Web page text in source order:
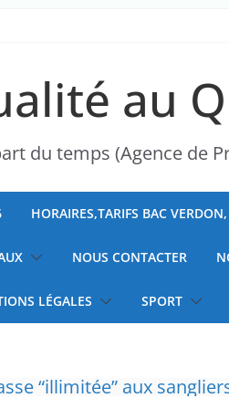
au
du temps (Agence de
HORAIRES,TARIFS BAC
NOUS CONTACTER
LÉGALES SPORT
“illimitée” aux